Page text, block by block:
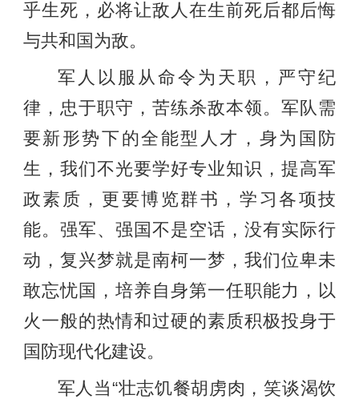
乎生死，必将让敌人在生前死后都后悔
与共和国为敌。
军人以服从命令为天职，严守纪
律，忠于职守，苦练杀敌本领。军队需
要新形势下的全能型人才，身为国防
生，我们不光要学好专业知识，提高军
政素质，更要博览群书，学习各项技
能。强军、强国不是空话，没有实际行
动，复兴梦就是南柯一梦，我们位卑未
敢忘忧国，培养自身第一任职能力，以
火一般的热情和过硬的素质积极投身于
国防现代化建设。
军人当“壮志饥餐胡虏肉，笑谈渴饮